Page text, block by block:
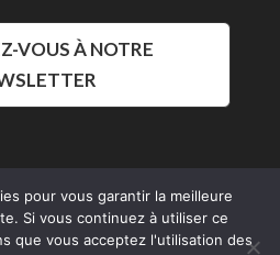
VOUS À NOTRE
Communication
pour vous garantir la meilleure
Si vous continuez à utiliser ce
que vous acceptez l'utilisation des